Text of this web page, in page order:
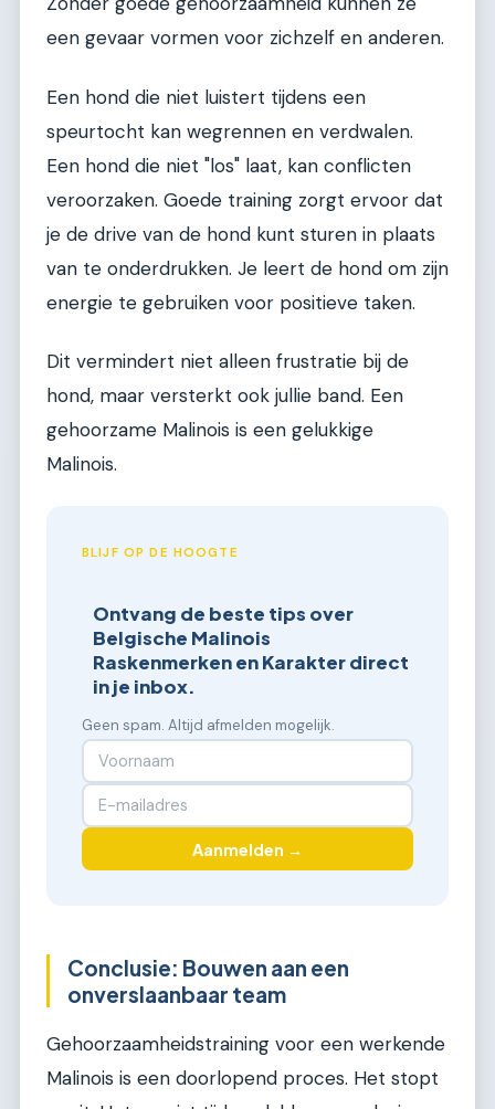
een gevaar vormen voor zichzelf en anderen.
Een hond die niet luistert tijdens een
speurtocht kan wegrennen en verdwalen.
Een hond die niet "los" laat, kan conflicten
veroorzaken. Goede training zorgt ervoor dat
je de drive van de hond kunt sturen in plaats
van te onderdrukken. Je leert de hond om zijn
energie te gebruiken voor positieve taken.
Dit vermindert niet alleen frustratie bij de
hond, maar versterkt ook jullie band. Een
gehoorzame Malinois is een gelukkige
Malinois.
BLIJF OP DE HOOGTE
Ontvang de beste tips over
Belgische Malinois
Raskenmerken en Karakter direct
in je inbox.
Geen spam. Altijd afmelden mogelijk.
Aanmelden →
Conclusie: Bouwen aan een
onverslaanbaar team
Gehoorzaamheidstraining voor een werkende
Malinois is een doorlopend proces. Het stopt